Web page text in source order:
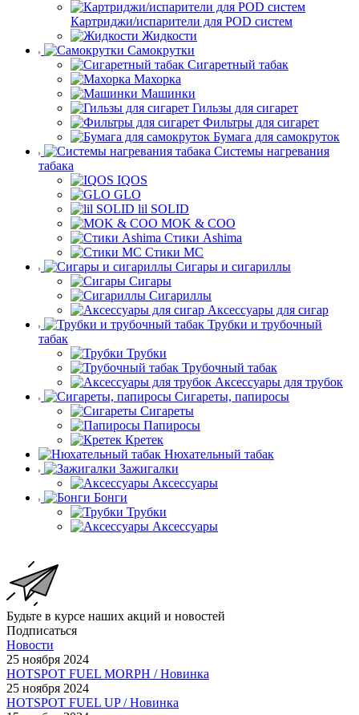
Картриджи/испарители для POD систем
Жидкости
Самокрутки
Сигаретный табак
Махорка
Машинки
Гильзы для сигарет
Фильтры для сигарет
Бумага для самокруток
Системы нагревания
табака
IQOS
GLO
lil SOLID
MOK & COO
Стики Ashima
Стики MC
Сигары и сигариллы
Сигары
Сигариллы
Аксессуары для сигар
Трубки и трубочный
табак
Трубки
Трубочный табак
Аксессуары для трубок
Сигареты, папиросы
Сигареты
Папиросы
Кретек
Нюхательный табак
Зажигалки
Аксессуары
Бонги
Трубки
Аксессуары
Будьте в курсе наших акций и новостей
Подписаться
Новости
25 ноября 2024
HOTSPOT FUEL MORPH / Новинка
25 ноября 2024
HOTSPOT FUEL UP / Новинка